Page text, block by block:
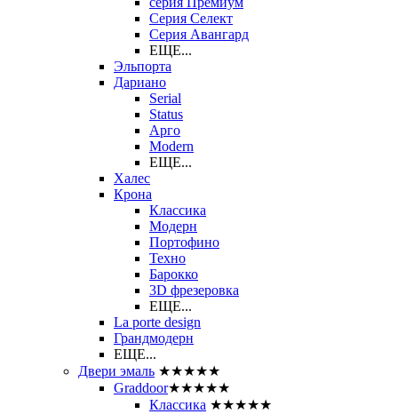
Серия Селект
Серия Авангард
ЕЩЕ...
Эльпорта
Дариано
Serial
Status
Арго
Modern
ЕЩЕ...
Халес
Крона
Классика
Модерн
Портофино
Техно
Барокко
3D фрезеровка
ЕЩЕ...
La porte design
Грандмодерн
ЕЩЕ...
Двери эмаль ★★★★★
Graddoor★★★★★
Классика ★★★★★